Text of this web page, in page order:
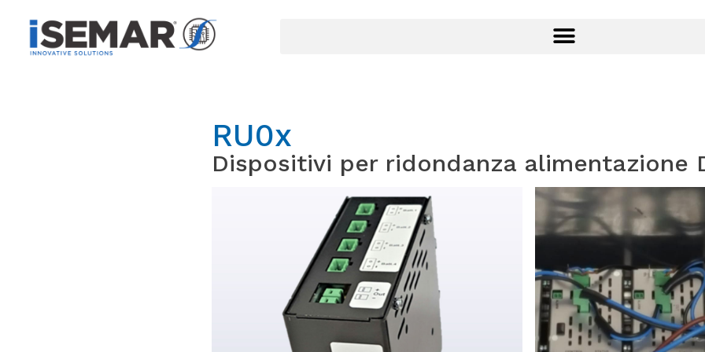
RU0x
Dispositivi per ridondanza alimentazione